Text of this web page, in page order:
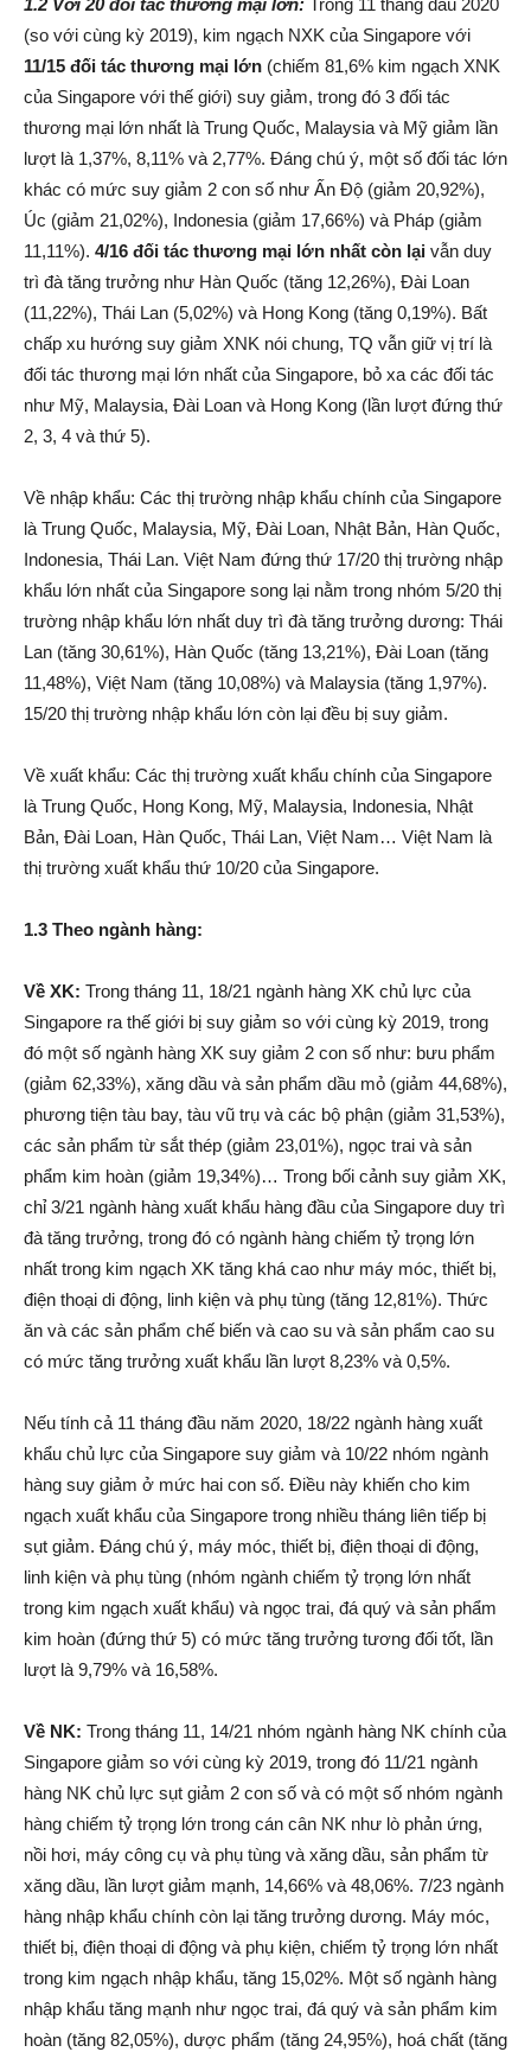
(so với cùng kỳ 2019), kim ngạch NXK của Singapore với
11/15 đối tác thương mại lớn (chiếm 81,6% kim ngạch XNK
của Singapore với thế giới) suy giảm, trong đó 3 đối tác
thương mại lớn nhất là Trung Quốc, Malaysia và Mỹ giảm lần
lượt là 1,37%, 8,11% và 2,77%. Đáng chú ý, một số đối tác lớn
khác có mức suy giảm 2 con số như Ấn Độ (giảm 20,92%),
Úc (giảm 21,02%), Indonesia (giảm 17,66%) và Pháp (giảm
11,11%). 4/16 đối tác thương mại lớn nhất còn lại vẫn duy
trì đà tăng trưởng như Hàn Quốc (tăng 12,26%), Đài Loan
(11,22%), Thái Lan (5,02%) và Hong Kong (tăng 0,19%). Bất
chấp xu hướng suy giảm XNK nói chung, TQ vẫn giữ vị trí là
đối tác thương mại lớn nhất của Singapore, bỏ xa các đối tác
như Mỹ, Malaysia, Đài Loan và Hong Kong (lần lượt đứng thứ
2, 3, 4 và thứ 5).
Về nhập khẩu: Các thị trường nhập khẩu chính của Singapore
là Trung Quốc, Malaysia, Mỹ, Đài Loan, Nhật Bản, Hàn Quốc,
Indonesia, Thái Lan. Việt Nam đứng thứ 17/20 thị trường nhập
khẩu lớn nhất của Singapore song lại nằm trong nhóm 5/20 thị
trường nhập khẩu lớn nhất duy trì đà tăng trưởng dương: Thái
Lan (tăng 30,61%), Hàn Quốc (tăng 13,21%), Đài Loan (tăng
11,48%), Việt Nam (tăng 10,08%) và Malaysia (tăng 1,97%).
15/20 thị trường nhập khẩu lớn còn lại đều bị suy giảm.
Về xuất khẩu: Các thị trường xuất khẩu chính của Singapore
là Trung Quốc, Hong Kong, Mỹ, Malaysia, Indonesia, Nhật
Bản, Đài Loan, Hàn Quốc, Thái Lan, Việt Nam… Việt Nam là
thị trường xuất khẩu thứ 10/20 của Singapore.
1.3 Theo ngành hàng:
Về XK: Trong tháng 11, 18/21 ngành hàng XK chủ lực của
Singapore ra thế giới bị suy giảm so với cùng kỳ 2019, trong
đó một số ngành hàng XK suy giảm 2 con số như: bưu phẩm
(giảm 62,33%), xăng dầu và sản phẩm dầu mỏ (giảm 44,68%),
phương tiện tàu bay, tàu vũ trụ và các bộ phận (giảm 31,53%),
các sản phẩm từ sắt thép (giảm 23,01%), ngọc trai và sản
phẩm kim hoàn (giảm 19,34%)… Trong bối cảnh suy giảm XK,
chỉ 3/21 ngành hàng xuất khẩu hàng đầu của Singapore duy trì
đà tăng trưởng, trong đó có ngành hàng chiếm tỷ trọng lớn
nhất trong kim ngạch XK tăng khá cao như máy móc, thiết bị,
điện thoại di động, linh kiện và phụ tùng (tăng 12,81%). Thức
ăn và các sản phẩm chế biến và cao su và sản phẩm cao su
có mức tăng trưởng xuất khẩu lần lượt 8,23% và 0,5%.
Nếu tính cả 11 tháng đầu năm 2020, 18/22 ngành hàng xuất
khẩu chủ lực của Singapore suy giảm và 10/22 nhóm ngành
hàng suy giảm ở mức hai con số. Điều này khiến cho kim
ngạch xuất khẩu của Singapore trong nhiều tháng liên tiếp bị
sụt giảm. Đáng chú ý, máy móc, thiết bị, điện thoại di động,
linh kiện và phụ tùng (nhóm ngành chiếm tỷ trọng lớn nhất
trong kim ngạch xuất khẩu) và ngọc trai, đá quý và sản phẩm
kim hoàn (đứng thứ 5) có mức tăng trưởng tương đối tốt, lần
lượt là 9,79% và 16,58%.
Về NK: Trong tháng 11, 14/21 nhóm ngành hàng NK chính của
Singapore giảm so với cùng kỳ 2019, trong đó 11/21 ngành
hàng NK chủ lực sụt giảm 2 con số và có một số nhóm ngành
hàng chiếm tỷ trọng lớn trong cán cân NK như lò phản ứng,
nồi hơi, máy công cụ và phụ tùng và xăng dầu, sản phẩm từ
xăng dầu, lần lượt giảm mạnh, 14,66% và 48,06%. 7/23 ngành
hàng nhập khẩu chính còn lại tăng trưởng dương. Máy móc,
thiết bị, điện thoại di động và phụ kiện, chiếm tỷ trọng lớn nhất
trong kim ngạch nhập khẩu, tăng 15,02%. Một số ngành hàng
nhập khẩu tăng mạnh như ngọc trai, đá quý và sản phẩm kim
hoàn (tăng 82,05%), dược phẩm (tăng 24,95%), hoá chất (tăng